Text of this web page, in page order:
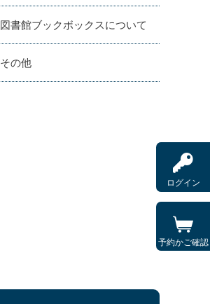
ログイン
予約かご確認
図書館ブックボックスについて
その他